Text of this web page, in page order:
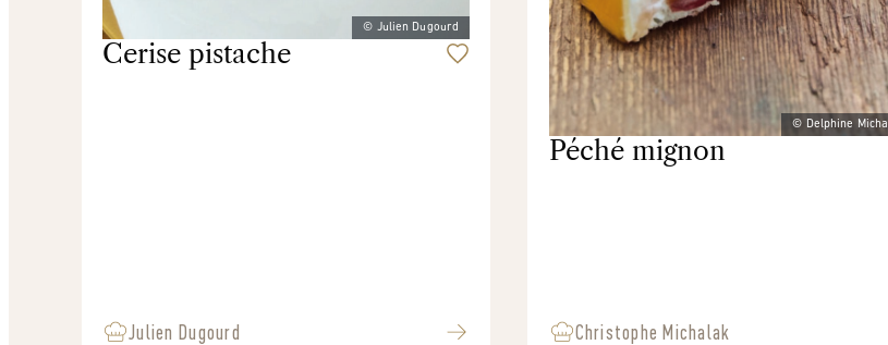
© Julien Dugourd
Cerise pistache
Julien Dugourd
© Delphine
Péché mignon
Christophe Michalak